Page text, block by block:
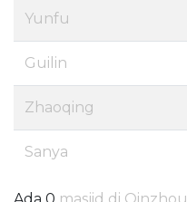
Yunfu
Guilin
Zhaoqing
Sanya